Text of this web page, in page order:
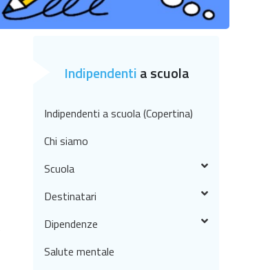
Indipendentia scuola
Indipendenti a scuola (Copertina)
Chi siamo
Scuola
Destinatari
Dipendenze
Salute mentale